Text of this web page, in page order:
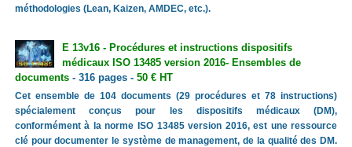
méthodologies (Lean, Kaizen, AMDEC, etc.).
E 13v16 - Procédures et instructions dispositifs
médicaux ISO 13485 version 2016- Ensembles de
documents- 316 pages - 50 € HT
Cet ensemble de 104 documents (29 procédures et 78 instructions)
spécialement conçus pour les dispositifs médicaux (DM),
conformément à la norme ISO 13485 version 2016, est une ressource
clé pour documenter le système de management, de la qualité des DM.